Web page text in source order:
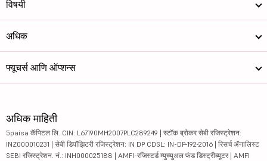
विषयी
अधिक
फ्यूचर्स आणि ऑप्शन्स
अधिक माहिती
5paisa कॅपिटल लि. CIN: L67190MH2007PLC289249 | स्टॉक ब्रोकर सेबी रजिस्ट्रेशन:
INZ000010231 | सेबी डिपॉझिटरी रजिस्ट्रेशन: IN DP CDSL: IN-DP-192-2016 | रिसर्च ॲनालिस्ट
SEBI रजिस्ट्रेशन. नं.: INH000025188 | AMFI-रजिस्टर्ड म्युच्युअल फंड डिस्ट्रीब्यूटर | AMFI